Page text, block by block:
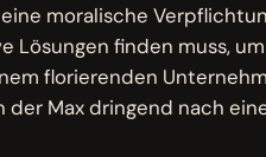
moralische
Lösungen finden muss,
florierenden
Max dringend nach